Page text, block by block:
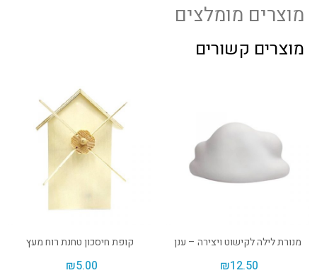
מוצרים מומלצים
מוצרים קשורים
מנורת לילה לקישוט ויצירה – ענן
₪12.50
קופת חיסכון טחנת רוח מעץ
₪5.00